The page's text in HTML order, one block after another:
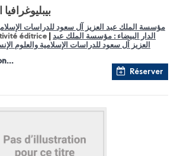
مؤسسة الملك عبد العزيز آل سعود للدراسات الإسلامية
éditrice
الدار البيضاء : مؤسسة الملك عبد
العزيز اَل سعود للدراسات الإسلامية والعلوم
Réserver